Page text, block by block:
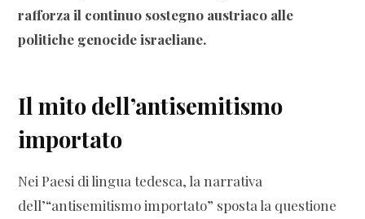
rafforza il continuo sostegno austriaco alle
politiche genocide israeliane.
Il mito dell’antisemitismo
importato
Nei Paesi di lingua tedesca, la narrativa
dell’“antisemitismo importato” sposta la questione